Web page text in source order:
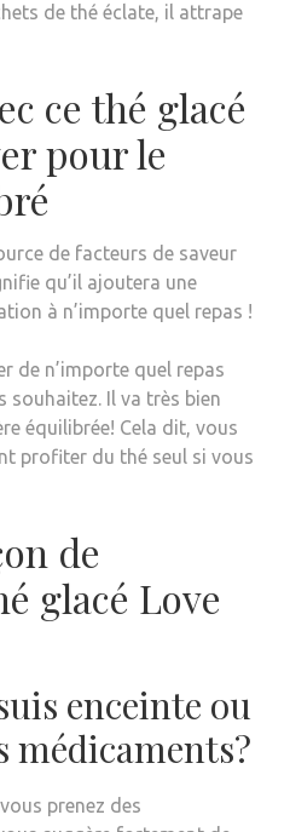
de thé éclate, il attrape
ce thé glacé
pour le
de facteurs de saveur
qu’il ajoutera une
à n’importe quel repas !
de n’importe quel repas
souhaitez. Il va très bien
équilibrée! Cela dit, vous
profiter du thé seul si vous
de
glacé Love
enceinte ou
médicaments?
prenez des